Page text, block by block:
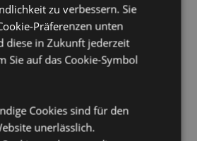
über den Einkauf bei Puckator
zu verbessern. Sie
Präferenzen unten
diese in Zukunft jederzeit
Sie auf das Cookie-Symbol
Cookies sind für den
unerlässlich.